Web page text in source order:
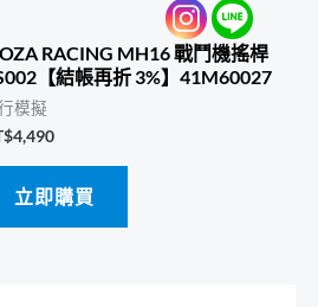
RACING MH16 戰鬥機搖桿
【結帳再折 3%】41M60027
模擬
4,490
立即購買